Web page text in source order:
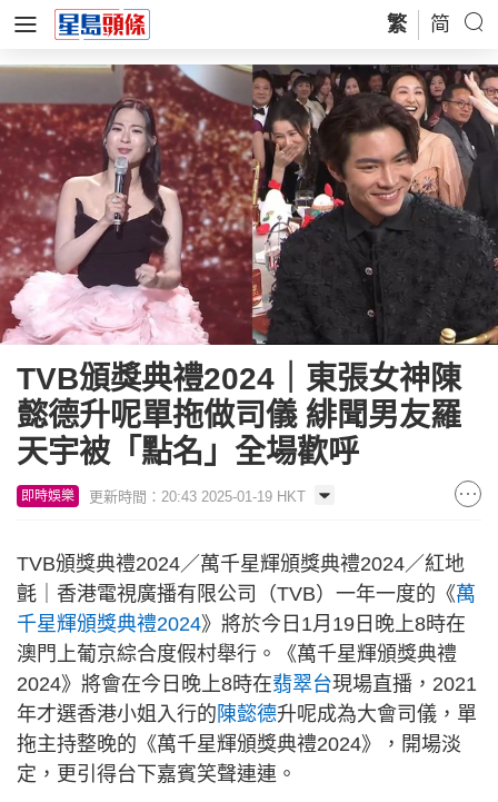
繁 简
TVB頒獎典禮2024｜東張女神陳
懿德升呢單拖做司儀 緋聞男友羅
天宇被「點名」全場歡呼
即時娛樂 更新時間：20:43 2025-01-19 HKT
TVB頒獎典禮2024／萬千星輝頒獎典禮2024／紅地
氈｜香港電視廣播有限公司（TVB）一年一度的《萬
千星輝頒獎典禮2024》將於今日1月19日晚上8時在
澳門上葡京綜合度假村舉行。《萬千星輝頒獎典禮
2024》將會在今日晚上8時在翡翠台現場直播，2021
年才選香港小姐入行的 陳懿德升呢成為大會司儀，單
拖主持整晚的《萬千星輝頒獎典禮2024》，開場淡
定，更引得台下嘉賓笑聲連連。